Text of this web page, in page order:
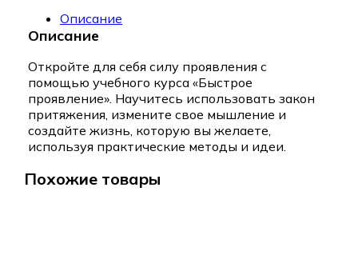
Описание
Описание
Откройте для себя силу проявления с
помощью учебного курса «Быстрое
проявление». Научитесь использовать закон
притяжения, измените свое мышление и
создайте жизнь, которую вы желаете,
используя практические методы и идеи.
Похожие товары